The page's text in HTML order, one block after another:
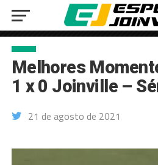
Melhores
1 x 0 Joinville –
21 de agosto de 2021